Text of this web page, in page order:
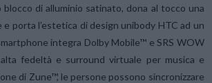
blocco di alluminio satinato, dona al tocco una
e porta l’estetica di design unibody HTC ad un
integra Dolby Mobile™ e SRS WOW
fedeltà e surround virtuale per musica e
di Zune™, le persone possono sincronizzare